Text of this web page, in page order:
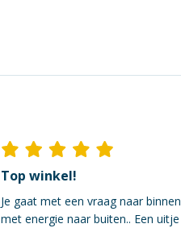
Top winkel!
Je gaat met een vraag naar
met energie naar buiten.. Een